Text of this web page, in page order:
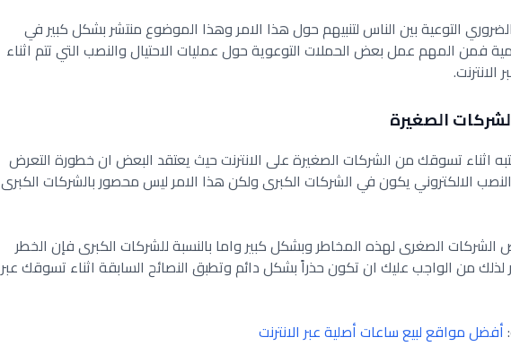
التوعية بين الناس لتنبيهم حول هذا الامر وهذا الموضوع منتشر بشكل كبير في
فمن المهم عمل بعض الحملات التوعوية حول عمليات الاحتيال والنصب التي تتم اثناء
الانترنت.
اثناء تسوقك من الشركات الصغيرة على الانترنت حيث يعتقد البعض ان خطورة التعرض
الالكتروني يكون في الشركات الكبرى ولكن هذا الامر ليس محصور بالشركات الكبرى
الشركات الصغرى لهذه المخاطر وبشكل كبير واما بالنسبة للشركات الكبرى فإن الخطر
لذلك من الواجب عليك ان تكون حذراً بشكل دائم وتطبق النصائح السابقة اثناء تسوقك عبر
أفضل مواقع لبيع ساعات أصلية عبر الانترنت